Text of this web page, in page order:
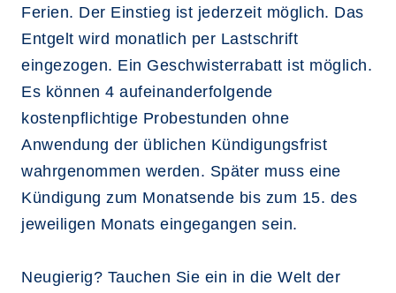
Ferien. Der Einstieg ist jederzeit möglich. Das
Entgelt wird monatlich per Lastschrift
eingezogen. Ein Geschwisterrabatt ist möglich.
Es können 4 aufeinanderfolgende
kostenpflichtige Probestunden ohne
Anwendung der üblichen Kündigungsfrist
wahrgenommen werden. Später muss eine
Kündigung zum Monatsende bis zum 15. des
jeweiligen Monats eingegangen sein.
Neugierig? Tauchen Sie ein in die Welt der